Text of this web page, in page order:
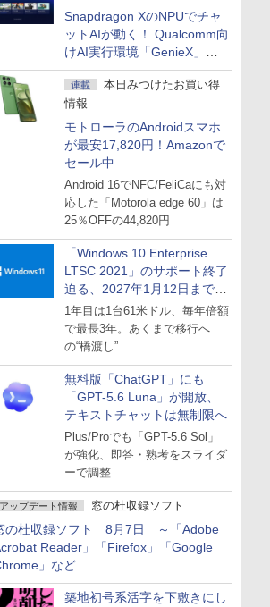
Snapdragon XのNPUでチャ
ットAIが動く！ Qualcomm向
けAI実行環境「GenieX」を
試してみた
連載
本日みつけたお買い得
情報
モトローラのAndroidスマホ
が最安17,820円！Amazonで
セール中
Android 16でNFC/FeliCaにも対
応した「Motorola edge 60」は
25％OFFの44,820円
「Windows 10 Enterprise
LTSC 2021」のサポート終了
迫る、2027年1月12日まで
～ESUは9月1日から販売
1年目は1台61米ドル、毎年倍額
で最長3年。あくまで移行へ
の“橋渡し”
無料版「ChatGPT」にも
「GPT-5.6 Luna」が開放、
テキストチャットは無制限へ
Plus/Proでも「GPT-5.6 Sol」
が強化、即答・熟考をスライダ
ーで調整
アップデート情報 窓の杜収録ソフト
の杜収録ソフト 8月7日 ～「Adobe
Reader」「Firefox」「Google
」など
築地初号系活字を下敷きにし